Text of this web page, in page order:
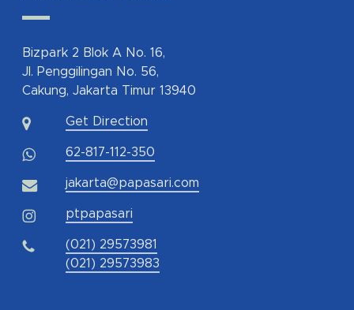
Bizpark 2 Blok A No. 16,
Jl. Penggilingan No. 56,
Cakung, Jakarta Timur 13940
Get Direction
62-817-112-350
jakarta@papasari.com
ptpapasari
(021) 29573981
(021) 29573983